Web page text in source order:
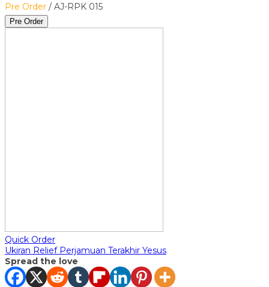
Pre Order / AJ-RPK 015
Pre Order
Quick Order
Ukiran Relief Perjamuan Terakhir Yesus
Spread the love